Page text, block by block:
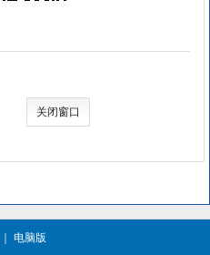
关闭窗口
｜ 电脑版